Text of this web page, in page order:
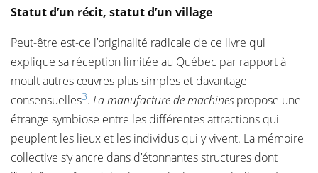
Statut d’un récit, statut d’un village
Peut-être est-ce l’originalité radicale de ce livre qui
explique sa réception limitée au Québec par rapport à
moult autres œuvres plus simples et davantage
consensuelles3. La manufacture de machinespropose une
étrange symbiose entre les différentes attractions qui
peuplent les lieux et les individus qui y vivent. La mémoire
collective s’y ancre dans d’étonnantes structures dont